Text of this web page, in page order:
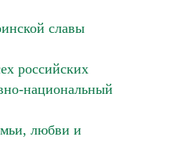
славы
российских
национальный
любви и